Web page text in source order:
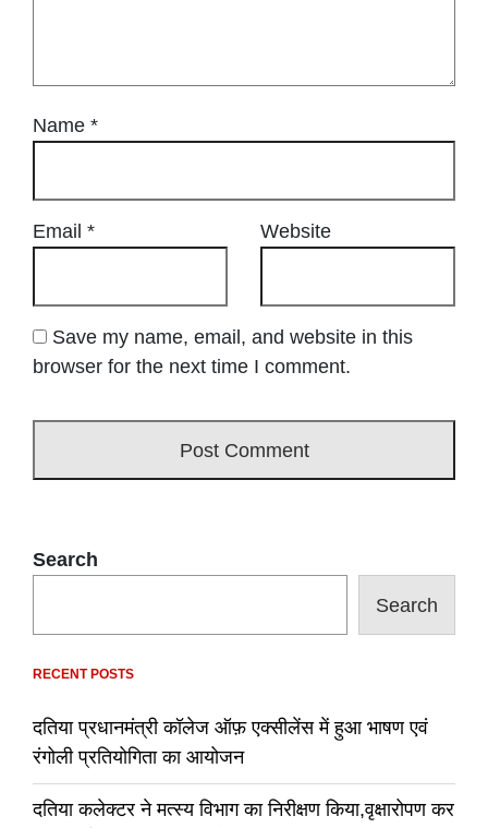
Name *
Email * Website
Save my name, email, and website in this
browser for the next time I comment.
Search
Search
RECENT POSTS
दतिया प्रधानमंत्री कॉलेज ऑफ़ एक्सीलेंस में हुआ भाषण एवं
रंगोली प्रतियोगिता का आयोजन
दतिया कलेक्टर ने मत्स्य विभाग का निरीक्षण किया,वृक्षारोपण कर